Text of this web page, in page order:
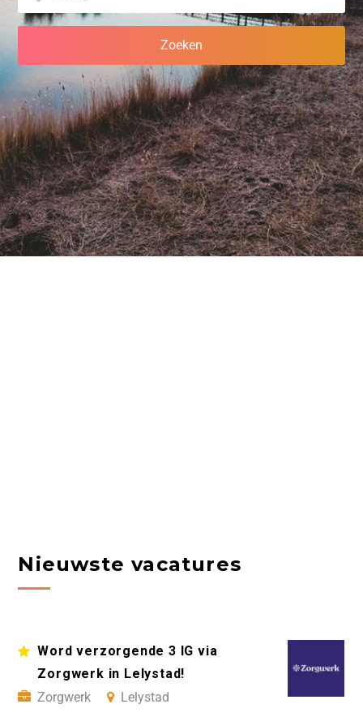
Nieuwste vacatures
Word verzorgende 3 IG via
Zorgwerk in Lelystad!
Zorgwerk
Lelystad